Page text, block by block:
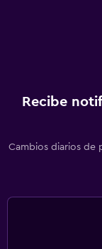
Recibe
Cambios diarios de